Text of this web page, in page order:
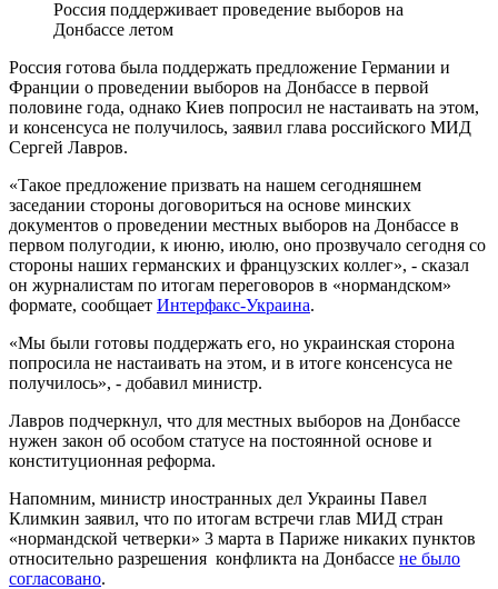
Россия поддерживает проведение выборов на
Донбассе летом
Россия готова была поддержать предложение Германии и
Франции о проведении выборов на Донбассе в первой
половине года, однако Киев попросил не настаивать на этом,
и консенсуса не получилось, заявил глава российского МИД
Сергей Лавров.
«Такое предложение призвать на нашем сегодняшнем
заседании стороны договориться на основе минских
документов о проведении местных выборов на Донбассе в
первом полугодии, к июню, июлю, оно прозвучало сегодня со
стороны наших германских и французских коллег», - сказал
он журналистам по итогам переговоров в «нормандском»
формате, сообщает Интерфакс-Украина.
«Мы были готовы поддержать его, но украинская сторона
попросила не настаивать на этом, и в итоге консенсуса не
получилось», - добавил министр.
Лавров подчеркнул, что для местных выборов на Донбассе
нужен закон об особом статусе на постоянной основе и
конституционная реформа.
Напомним, министр иностранных дел Украины Павел
Климкин заявил, что по итогам встречи глав МИД стран
«нормандской четверки» 3 марта в Париже никаких пунктов
относительно разрешения конфликта на Донбассе не было
согласовано.